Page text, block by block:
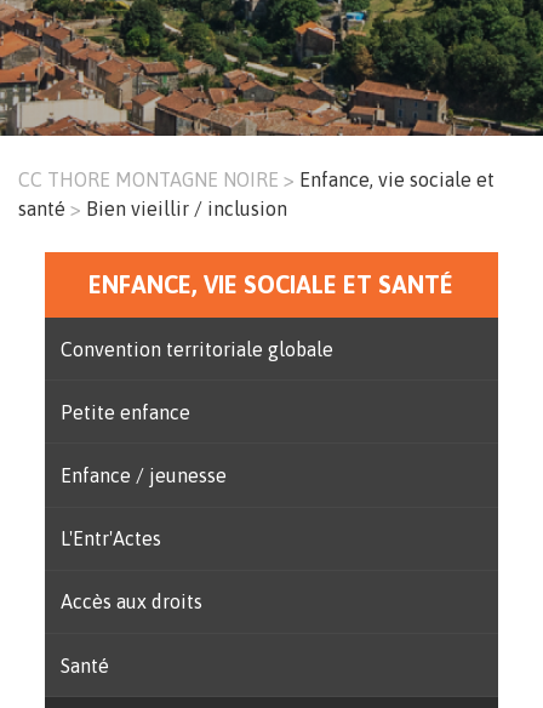
Fil
d'Ariane
CC THORE MONTAGNE NOIRE
Enfance, vie sociale et
santé
Bien vieillir / inclusion
Menu
principal
ENFANCE, VIE SOCIALE ET SANTÉ
Convention territoriale globale
Petite enfance
Enfance / jeunesse
L'Entr'Actes
Accès aux droits
Santé